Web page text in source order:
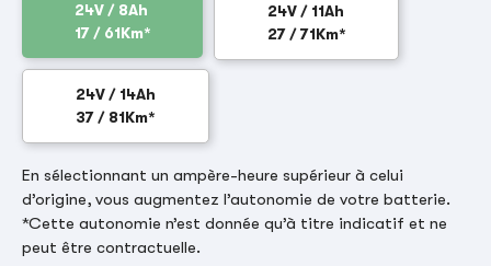
24V / 8Ah
17 / 61Km*
24V / 11Ah
27 / 71Km*
24V / 14Ah
37 / 81Km*
En sélectionnant un ampère-heure supérieur à celui
d’origine, vous augmentez l’autonomie de votre batterie.
*Cette autonomie n’est donnée qu’à titre indicatif et ne
peut être contractuelle.